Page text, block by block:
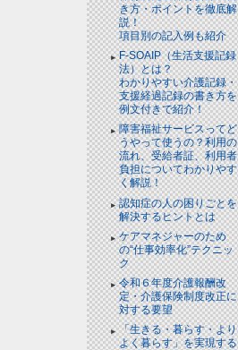
き方・ポイントを徹底解
説！
項目別の記入例も紹介
F-SOAIP（生活支援記録
法）とは？
わかりやすい介護記録・
支援経過記録の書き方を
例文付きで紹介！
障害福祉サービスってど
うやって使うの？利用の
流れ、受給者証、利用者
負担についてわかりやす
く解説！
認知症の人の困りごとを
解決するヒントとは
ケアマネジャーのため
の“仕事効率化”テクニッ
ク
令和６年度介護報酬改
定・介護保険制度改正に
対する要望
「生きる・暮らす・より
よく暮らす」を実現する